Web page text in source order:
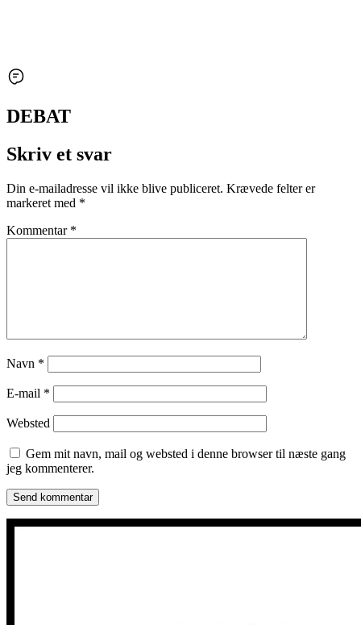
DEBAT
Skriv et svar
Din e-mailadresse vil ikke blive publiceret. Krævede felter er
markeret med *
Kommentar *
Navn *
E-mail *
Websted
Gem mit navn, mail og websted i denne browser til næste gang
jeg kommenterer.